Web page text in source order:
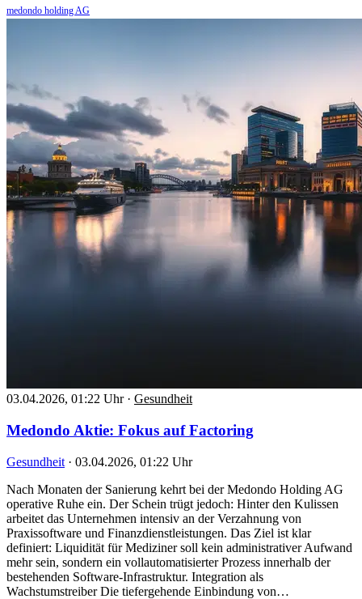
medondo holding AG
03.04.2026, 01:22 Uhr · Gesundheit
Medondo Aktie: Fokus auf Factoring
Gesundheit · 03.04.2026, 01:22 Uhr
Nach Monaten der Sanierung kehrt bei der Medondo Holding AG
operative Ruhe ein. Der Schein trügt jedoch: Hinter den Kulissen
arbeitet das Unternehmen intensiv an der Verzahnung von
Praxissoftware und Finanzdienstleistungen. Das Ziel ist klar
definiert: Liquidität für Mediziner soll kein administrativer Aufwand
mehr sein, sondern ein vollautomatisierter Prozess innerhalb der
bestehenden Software-Infrastruktur. Integration als
Wachstumstreiber Die tiefergehende Einbindung von…